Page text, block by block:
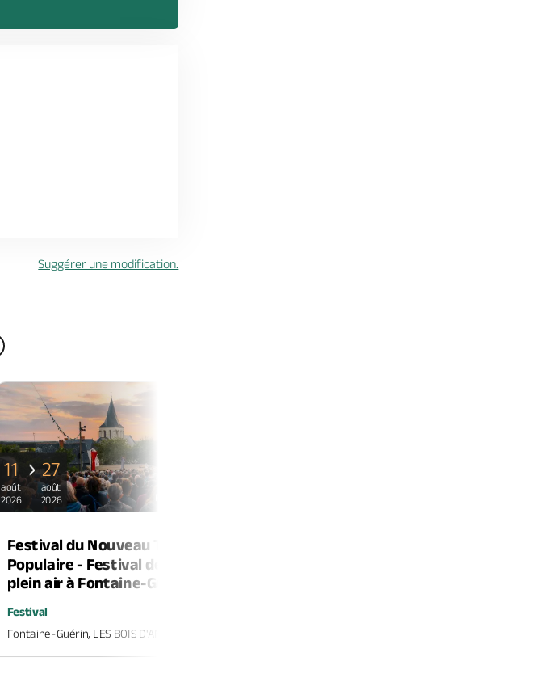
Suggérer une modification.
11
août
2026
27
août
2026
Festival du Nouveau Théâtre
Populaire - Festival de théâtre en
plein air à Fontaine-Guérin
Festival
Fontaine-Guérin, LES BOIS D'ANJOU